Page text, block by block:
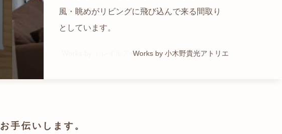
風・眺めがリビングに飛び込んで来る間取り
としています。
Works by 小木野貴光アトリエ
テンを閉じずに生活できる様設計していま
す。
Works by トレイルアーキテクツ 一級建築士事務所
ドなゲストハウスをイメージした空間が広が
る都市型住宅です。
Works by ZAG空間設計舎
かつての機織り工場が、その趣を残しつつ孫
世帯の住居へと蘇りました。
Works by ZAG空間設計舎
お手伝いします。